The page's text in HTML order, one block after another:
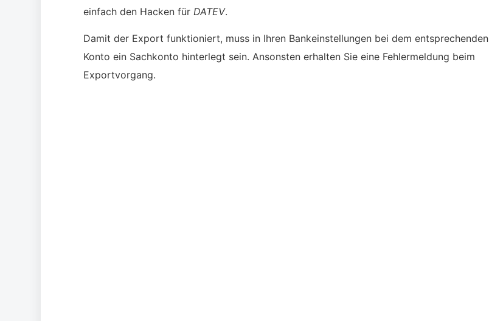
einfach den Hacken für DATEV.
Damit der Export funktioniert, muss in Ihren Bankeinstellungen bei dem entsprechenden
Konto ein Sachkonto hinterlegt sein. Ansonsten erhalten Sie eine Fehlermeldung beim
Exportvorgang.